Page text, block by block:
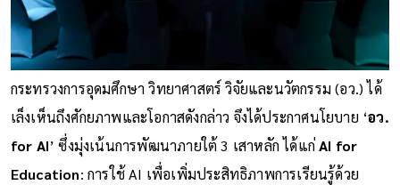
กระทรวงการอุดมศึกษา วิทยาศาสตร์ วิจัยและนวัตกรรม (อว.) ได้
เล็งเห็นถึงศักยภาพและโอกาสดังกล่าว จึงได้ประกาศนโยบาย ‘อว.
for AI’ ซึ่งมุ่งเน้นการพัฒนาภายใต้ 3 เสาหลัก ได้แก่AI for
Education: การใช้ AI เพื่อเพิ่มประสิทธิภาพการเรียนรู้ด้วย